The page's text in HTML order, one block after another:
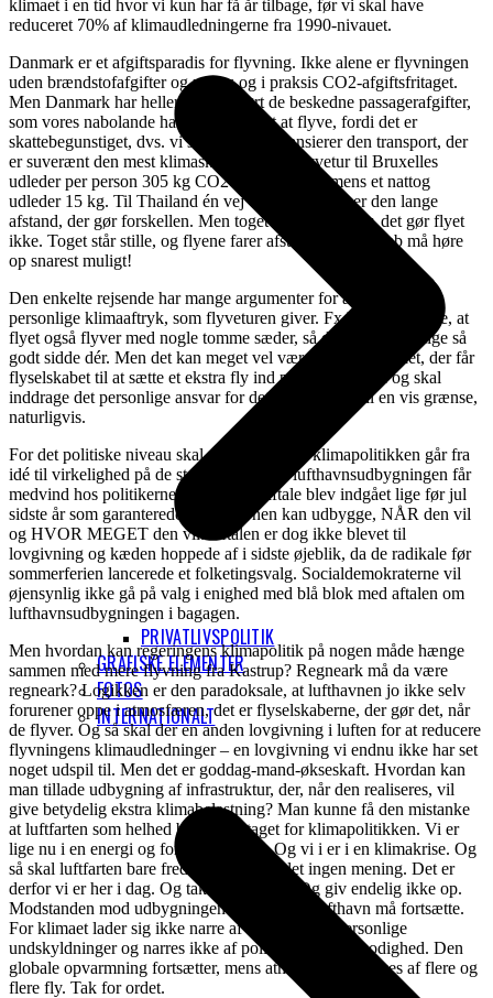
PRIVATLIVSPOLITIK
GRAFISKE ELEMENTER
FOTOS
INTERNATIONALT
klimaet i en tid hvor vi kun har få år tilbage, før vi skal have
reduceret 70% af klimaudledningerne fra 1990-nivauet.
Danmark er et afgiftsparadis for flyvning. Ikke alene er flyvningen
uden brændstofafgifter og moms og i praksis CO2-afgiftsfritaget.
Men Danmark har heller ikke indført de beskedne passagerafgifter,
som vores nabolande har. Det er billigt at flyve, fordi det er
skattebegunstiget, dvs. vi skatteydere finansierer den transport, der
er suverænt den mest klimaskadelige. En flyvetur til Bruxelles
udleder per person 305 kg CO2 ækvivalenter, mens et nattog
udleder 15 kg. Til Thailand én vej 4.000 kg. Det er den lange
afstand, der gør forskellen. Men toget betaler afgifter, det gør flyet
ikke. Toget står stille, og flyene farer afsted. Den galskab må høre
op snarest muligt!
Den enkelte rejsende har mange argumenter for at ignorere det
personlige klimaaftryk, som flyveturen giver. Fx hører man ofte, at
flyet også flyver med nogle tomme sæder, så derfor kan jeg lige så
godt sidde dér. Men det kan meget vel være dit køb af billet, der får
flyselskabet til at sætte et ekstra fly ind på ruten! Vi må og skal
inddrage det personlige ansvar for det liv vi lever. Til en vis grænse,
naturligvis.
For det politiske niveau skal være dér, hvor klimapolitikken går fra
idé til virkelighed på de store linjer. Men lufthavnsudbygningen får
medvind hos politikerne. En politisk aftale blev indgået lige før jul
sidste år som garanterede at lufthavnen kan udbygge, NÅR den vil
og HVOR MEGET den vil. Aftalen er dog ikke blevet til
lovgivning og kæden hoppede af i sidste øjeblik, da de radikale før
sommerferien lancerede et folketingsvalg. Socialdemokraterne vil
øjensynlig ikke gå på valg i enighed med blå blok med aftalen om
lufthavnsudbygningen i bagagen.
Men hvordan kan regeringens klimapolitik på nogen måde hænge
sammen med mere flyvning fra Kastrup? Regneark må da være
regneark? Logikken er den paradoksale, at lufthavnen jo ikke selv
forurener oppe i atmosfæren, det er flyselskaberne, der gør det, når
de flyver. Og så skal der en anden lovgivning i luften for at reducere
flyvningens klimaudledninger – en lovgivning vi endnu ikke har set
noget udspil til. Men det er goddag-mand-økseskaft. Hvordan kan
man tillade udbygning af infrastruktur, der, når den realiseres, vil
give betydelig ekstra klimabelastning? Man kunne få den mistanke
at luftfarten som helhed bliver undtaget for klimapolitikken. Vi er
lige nu i en energi og forsyningskrise. Og vi i er i en klimakrise. Og
så skal luftfarten bare fredes. Det giver slet ingen mening. Det er
derfor vi er her i dag. Og tak fordi I kom. Og giv endelig ikke op.
Modstanden mod udbygningen af Kastrup Lufthavn må fortsætte.
For klimaet lader sig ikke narre af de rejsendes personlige
undskyldninger og narres ikke af politikernes langmodighed. Den
globale opvarmning fortsætter, mens atmosfæren krydses af flere og
flere fly. Tak for ordet.